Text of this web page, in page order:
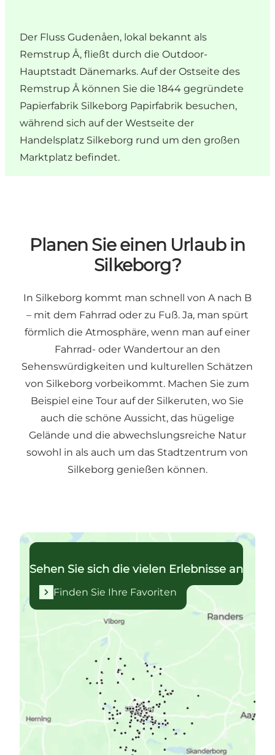
Der Fluss Gudenåen, lokal bekannt als
Remstrup Å, fließt durch die Outdoor-
Hauptstadt Dänemarks. Auf der Ostseite des
Remstrup Å können Sie die 1844 gegründete
Papierfabrik Silkeborg Papirfabrik besuchen,
während sich auf der Westseite der
Handelsplatz Silkeborg rund um den großen
Marktplatz befindet.
Planen Sie einen Urlaub in
Silkeborg?
In Silkeborg kommt man schnell von A nach B
– mit dem Fahrrad oder zu Fuß. Ja, man spürt
förmlich die Atmosphäre, wenn man auf einer
Fahrrad- oder Wandertour an den
Sehenswürdigkeiten und kulturellen Schätzen
von Silkeborg vorbeikommt. Machen Sie zum
Beispiel eine Tour auf der Silkeruten, wo Sie
auch die schöne Aussicht, das hügelige
Gelände und die abwechslungsreiche Natur
sowohl in als auch um das Stadtzentrum von
Silkeborg genießen können.
Finden Sie Ihre Favoriten
Sehen Sie sich die vielen Erlebnisse an
Finden Sie Ihre Favoriten